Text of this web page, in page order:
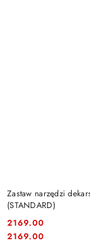
Zastaw narzędzi
(STANDARD)
Cena:
2169.00
Cena:
2169.00